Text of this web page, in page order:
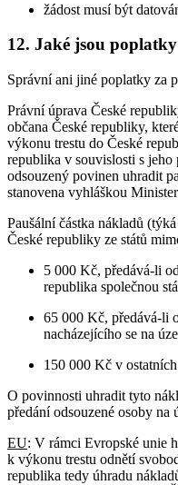
žádost musí být
12. Jaké jsou
Správní ani jiné poplatky za
Právní úprava České
občana České republiky,
výkonu trestu do České
republika v souvislosti s
odsouzený povinen uhradit
stanovena vyhláškou
Paušální částka nákladů
České republiky ze států
5 000 Kč, předává-li
republika společnou
65 000 Kč, předává-li
nacházejícího se na
150 000 Kč v
O povinnosti uhradit tyto
předání odsouzené osoby na
EU: V rámci Evropské unie
k výkonu trestu odnětí
republika tedy úhradu